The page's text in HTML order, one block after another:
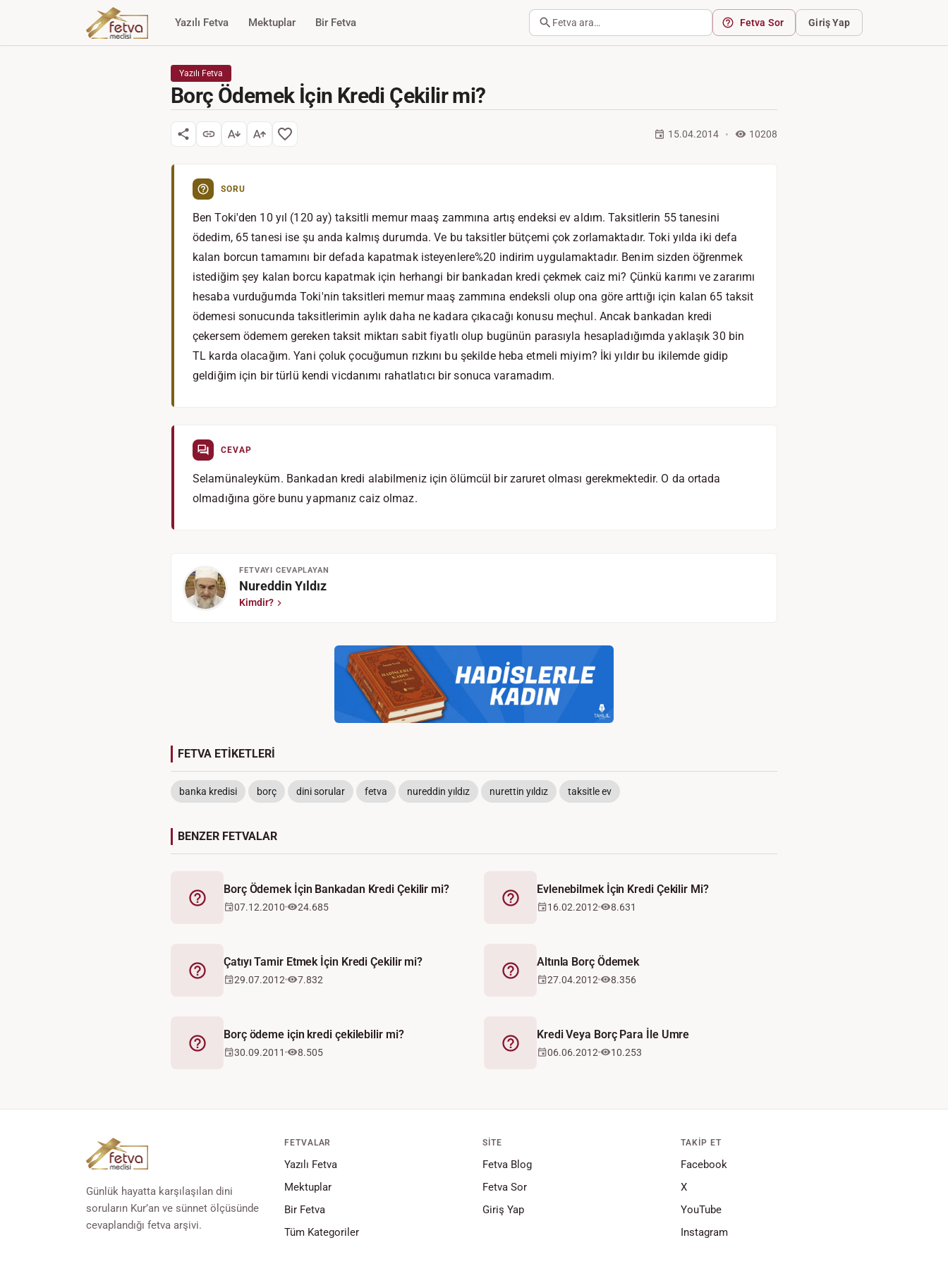
Yazılı Fetva Mektuplar Bir Fetva Fetva ara… Fetva Sor Giriş Yap
Yazılı Fetva
Borç Ödemek İçin Kredi Çekilir mi?
15.04.2014 10208
SORU
Ben Toki'den 10 yıl (120 ay) taksitli memur maaş zammına artış endeksi ev aldım. Taksitlerin 55 tanesini
ödedim, 65 tanesi ise şu anda kalmış durumda. Ve bu taksitler bütçemi çok zorlamaktadır. Toki yılda iki defa
kalan borcun tamamını bir defada kapatmak isteyenlere%20 indirim uygulamaktadır. Benim sizden öğrenmek
istediğim şey kalan borcu kapatmak için herhangi bir bankadan kredi çekmek caiz mi? Çünkü karımı ve zararımı
hesaba vurduğumda Toki'nin taksitleri memur maaş zammına endeksli olup ona göre arttığı için kalan 65 taksit
ödemesi sonucunda taksitlerimin aylık daha ne kadara çıkacağı konusu meçhul. Ancak bankadan kredi
çekersem ödemem gereken taksit miktarı sabit fiyatlı olup bugünün parasıyla hesapladığımda yaklaşık 30 bin
TL karda olacağım. Yani çoluk çocuğumun rızkını bu şekilde heba etmeli miyim? İki yıldır bu ikilemde gidip
geldiğim için bir türlü kendi vicdanımı rahatlatıcı bir sonuca varamadım.
CEVAP
Selamünaleyküm. Bankadan kredi alabilmeniz için ölümcül bir zaruret olması gerekmektedir. O da ortada
olmadığına göre bunu yapmanız caiz olmaz.
FETVAYI CEVAPLAYAN
Nureddin Yıldız
Kimdir?
FETVA ETİKETLERİ
banka kredisi borç dini sorular fetva nureddin yıldız nurettin yıldız taksitle ev
BENZER FETVALAR
Fetva
Borç Ödemek İçin Bankadan Kredi Çekilir mi?
07.12.2010 24.685 Fetva
Evlenebilmek İçin Kredi Çekilir Mi?
16.02.2012 8.631
Fetva
Çatıyı Tamir Etmek İçin Kredi Çekilir mi?
29.07.2012 7.832 Fetva
Altınla Borç Ödemek
27.04.2012 8.356
Fetva
Borç ödeme için kredi çekilebilir mi?
30.09.2011 8.505 Fetva
Kredi Veya Borç Para İle Umre
06.06.2012 10.253
Günlük hayatta karşılaşılan dini
soruların Kur’an ve sünnet ölçüsünde
cevaplandığı fetva arşivi.
FETVALAR
Yazılı Fetva
Mektuplar
Bir Fetva
Tüm Kategoriler
SITE
Fetva Blog
Fetva Sor
Giriş Yap
TAKIP ET
Facebook
X
YouTube
Instagram